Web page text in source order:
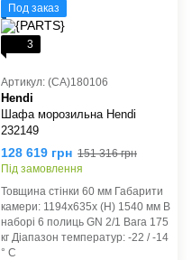
Под заказ
3
Артикул: (СА)180106
Hendi
Шафа морозильна Hendi
232149
128 619 грн 151 316 грн
Під замовлення
Товщина стінки 60 мм Габарити
камери: 1194x635x (H) 1540 мм В
наборі 6 полиць GN 2/1 Вага 175
кг Діапазон температур: -22 / -14
° C